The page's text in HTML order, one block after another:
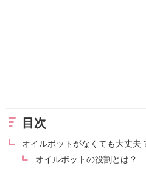
目次
オイルポットがなくても大丈夫
オイルポットの役割とは？